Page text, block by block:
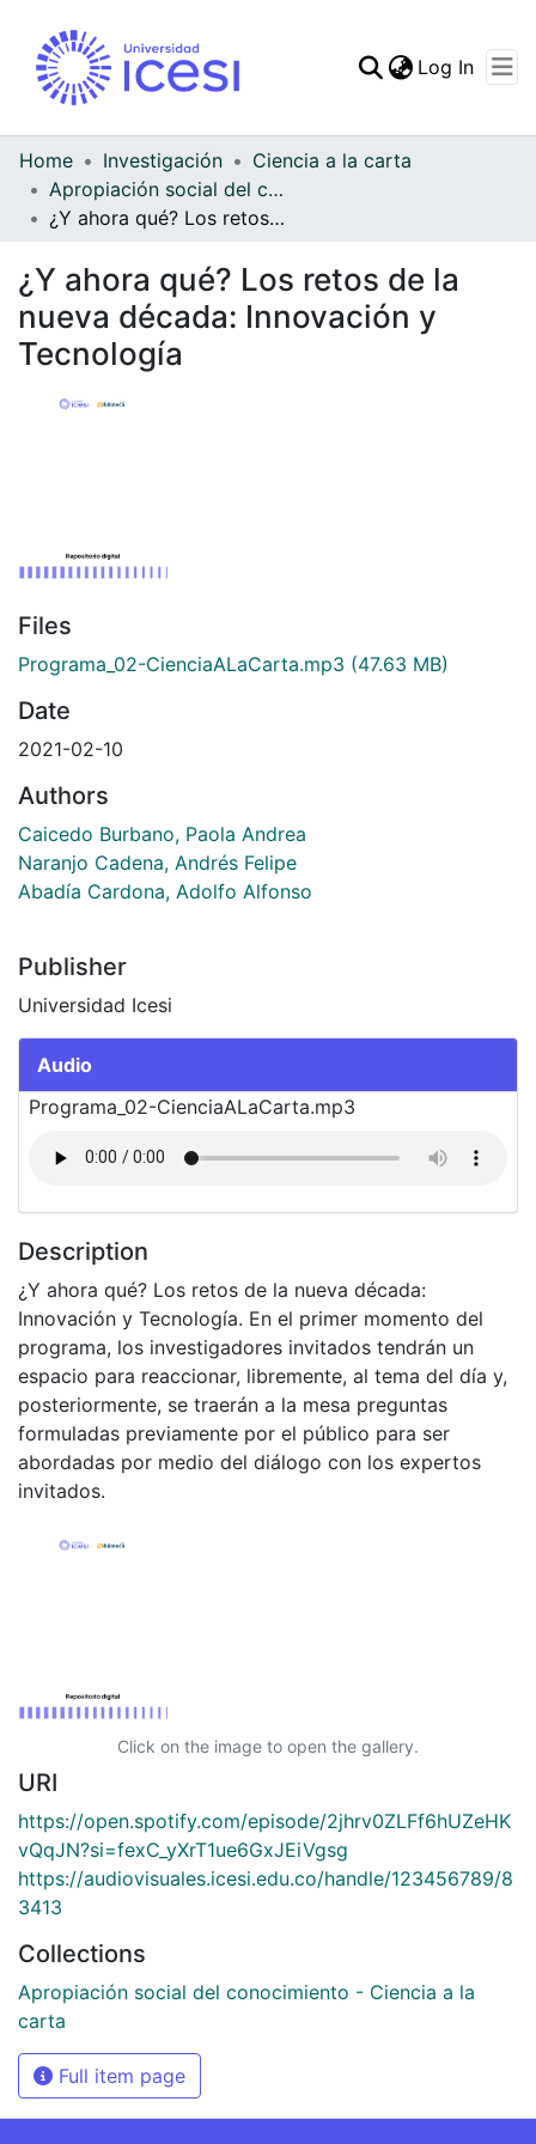
All of DSpace
Log In
Home Investigación
Ciencia a la carta
Apropiación social del conocimiento - Ciencia a la carta
¿Y ahora qué? Los retos de la nueva década: Innovación y Tecnología
¿Y ahora qué? Los retos de la
nueva década: Innovación y
Tecnología
Files
Programa_02-CienciaALaCarta.mp3 (47.63 MB)
Date
2021-02-10
Authors
Caicedo Burbano, Paola Andrea
Naranjo Cadena, Andrés Felipe
Abadía Cardona, Adolfo Alfonso
Publisher
Universidad Icesi
Audio
Programa_02-CienciaALaCarta.mp3
Description
¿Y ahora qué? Los retos de la nueva década:
Innovación y Tecnología. En el primer momento del
programa, los investigadores invitados tendrán un
espacio para reaccionar, libremente, al tema del día y,
posteriormente, se traerán a la mesa preguntas
formuladas previamente por el público para ser
abordadas por medio del diálogo con los expertos
invitados.
Click on the image to open the gallery.
URI
https://open.spotify.com/episode/2jhrv0ZLFf6hUZeHK
vQqJN?si=fexC_yXrT1ue6GxJEiVgsg
https://audiovisuales.icesi.edu.co/handle/123456789/8
3413
Collections
Apropiación social del conocimiento - Ciencia a la
carta
Full item page